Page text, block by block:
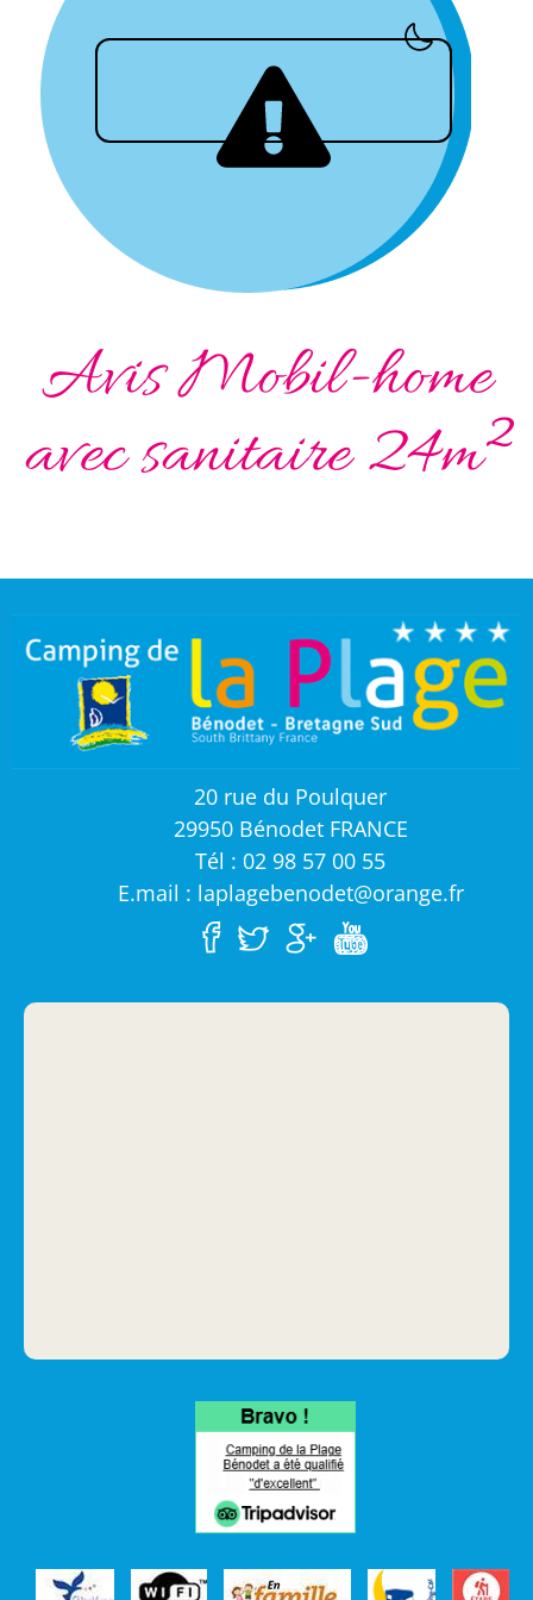
Avis Mobil-home
avec sanitaire 24m²
20 rue du Poulquer
29950 Bénodet FRANCE
Tél : 02 98 57 00 55
E.mail : laplagebenodet@orange.fr